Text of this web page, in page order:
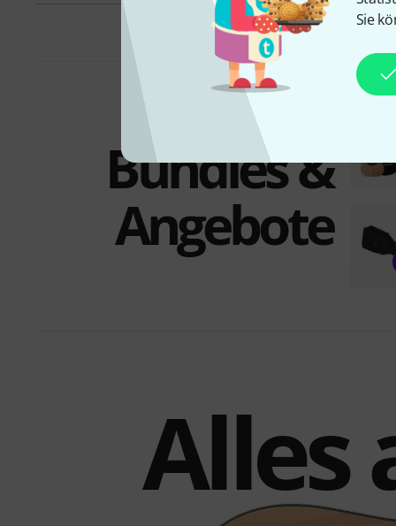
Sie
Bundles &
Angebote
Alles